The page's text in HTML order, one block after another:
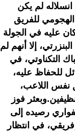
مع انسلاله لم يكن
للفريق
عليه في الجولة
إلا أنهم لم
التكناوتي، في
للحفاظ عليه،
نفس اللاعب،
فوز
رصيده إلى
في انتظار